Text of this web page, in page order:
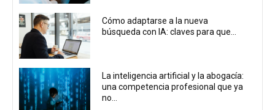
Cómo adaptarse a la nueva
búsqueda con IA: claves para que...
La inteligencia artificial y la abogacía:
una competencia profesional que ya
no...